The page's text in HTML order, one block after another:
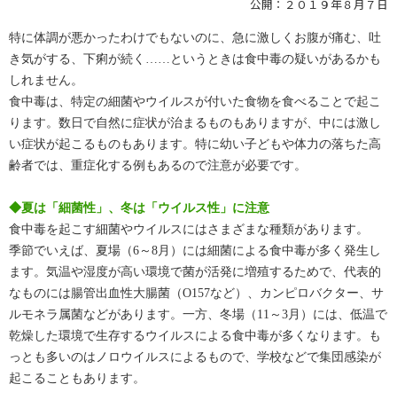
公開：２０１９年８月７日
特に体調が悪かったわけでもないのに、急に激しくお腹が痛む、吐
き気がする、下痢が続く……というときは食中毒の疑いがあるかも
しれません。
食中毒は、特定の細菌やウイルスが付いた食物を食べることで起こ
ります。数日で自然に症状が治まるものもありますが、中には激し
い症状が起こるものもあります。特に幼い子どもや体力の落ちた高
齢者では、重症化する例もあるので注意が必要です。
◆夏は「細菌性」、冬は「ウイルス性」に注意
食中毒を起こす細菌やウイルスにはさまざまな種類があります。
季節でいえば、夏場（6～8月）には細菌による食中毒が多く発生し
ます。気温や湿度が高い環境で菌が活発に増殖するためで、代表的
なものには腸管出血性大腸菌（O157など）、カンピロバクター、サ
ルモネラ属菌などがあります。一方、冬場（11～3月）には、低温で
乾燥した環境で生存するウイルスによる食中毒が多くなります。も
っとも多いのはノロウイルスによるもので、学校などで集団感染が
起こることもあります。